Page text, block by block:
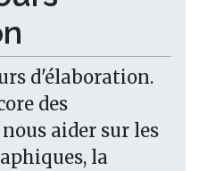
d'élaboration.
des
aider sur les
la